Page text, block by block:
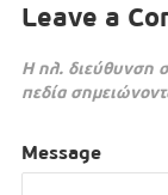
Leave a
Η ηλ. διεύθυνση
πεδία
Message